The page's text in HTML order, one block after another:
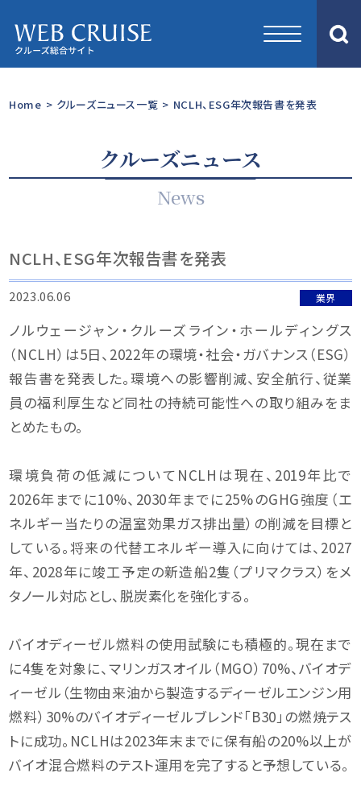
Home > クルーズニュース一覧 > NCLH、ESG年次報告書を発表
クルーズニュース
News
NCLH、ESG年次報告書を発表
2023.06.06 業界
ノルウェージャン・クルーズライン・ホールディングス
（NCLH）は5日、2022年の環境・社会・ガバナンス（ESG）
報告書を発表した。環境への影響削減、安全航行、従業
員の福利厚生など同社の持続可能性への取り組みをま
とめたもの。
環境負荷の低減についてNCLHは現在、2019年比で
2026年までに10%、2030年までに25%のGHG強度（エ
ネルギー当たりの温室効果ガス排出量）の削減を目標と
している。将来の代替エネルギー導入に向けては、2027
年、2028年に竣工予定の新造船2隻（プリマクラス）をメ
タノール対応とし、脱炭素化を強化する。
バイオディーゼル燃料の使用試験にも積極的。現在まで
に4隻を対象に、マリンガスオイル（MGO）70%、バイオデ
ィーゼル（生物由来油から製造するディーゼルエンジン用
燃料）30%のバイオディーゼルブレンド「B30」の燃焼テス
トに成功。NCLHは2023年末までに保有船の20%以上が
バイオ混合燃料のテスト運用を完了すると予想している。